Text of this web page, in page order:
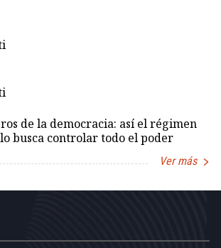
de la democracia: así el régimen
busca controlar todo el poder
Ver más